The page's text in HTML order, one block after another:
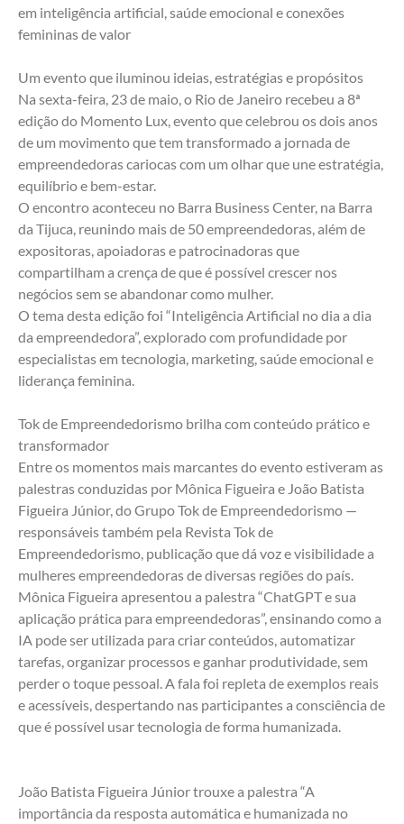
em inteligência artificial, saúde emocional e conexões
femininas de valor
Um evento que iluminou ideias, estratégias e propósitos
Na sexta-feira, 23 de maio, o Rio de Janeiro recebeu a 8ª
edição do Momento Lux, evento que celebrou os dois anos
de um movimento que tem transformado a jornada de
empreendedoras cariocas com um olhar que une estratégia,
equilíbrio e bem-estar.
O encontro aconteceu no Barra Business Center, na Barra
da Tijuca, reunindo mais de 50 empreendedoras, além de
expositoras, apoiadoras e patrocinadoras que
compartilham a crença de que é possível crescer nos
negócios sem se abandonar como mulher.
O tema desta edição foi “Inteligência Artificial no dia a dia
da empreendedora”, explorado com profundidade por
especialistas em tecnologia, marketing, saúde emocional e
liderança feminina.
Tok de Empreendedorismo brilha com conteúdo prático e
transformador
Entre os momentos mais marcantes do evento estiveram as
palestras conduzidas por Mônica Figueira e João Batista
Figueira Júnior, do Grupo Tok de Empreendedorismo —
responsáveis também pela Revista Tok de
Empreendedorismo, publicação que dá voz e visibilidade a
mulheres empreendedoras de diversas regiões do país.
Mônica Figueira apresentou a palestra “ChatGPT e sua
aplicação prática para empreendedoras”, ensinando como a
IA pode ser utilizada para criar conteúdos, automatizar
tarefas, organizar processos e ganhar produtividade, sem
perder o toque pessoal. A fala foi repleta de exemplos reais
e acessíveis, despertando nas participantes a consciência de
que é possível usar tecnologia de forma humanizada.
João Batista Figueira Júnior trouxe a palestra “A
importância da resposta automática e humanizada no